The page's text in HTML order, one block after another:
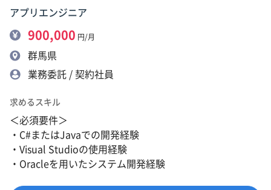
アプリエンジニア
900,000 円/月
群馬県
業務委託 / 契約社員
求めるスキル
＜必須要件＞
・C#またはJavaでの開発経験
・Visual Studioの使用経験
・Oracleを用いたシステム開発経験